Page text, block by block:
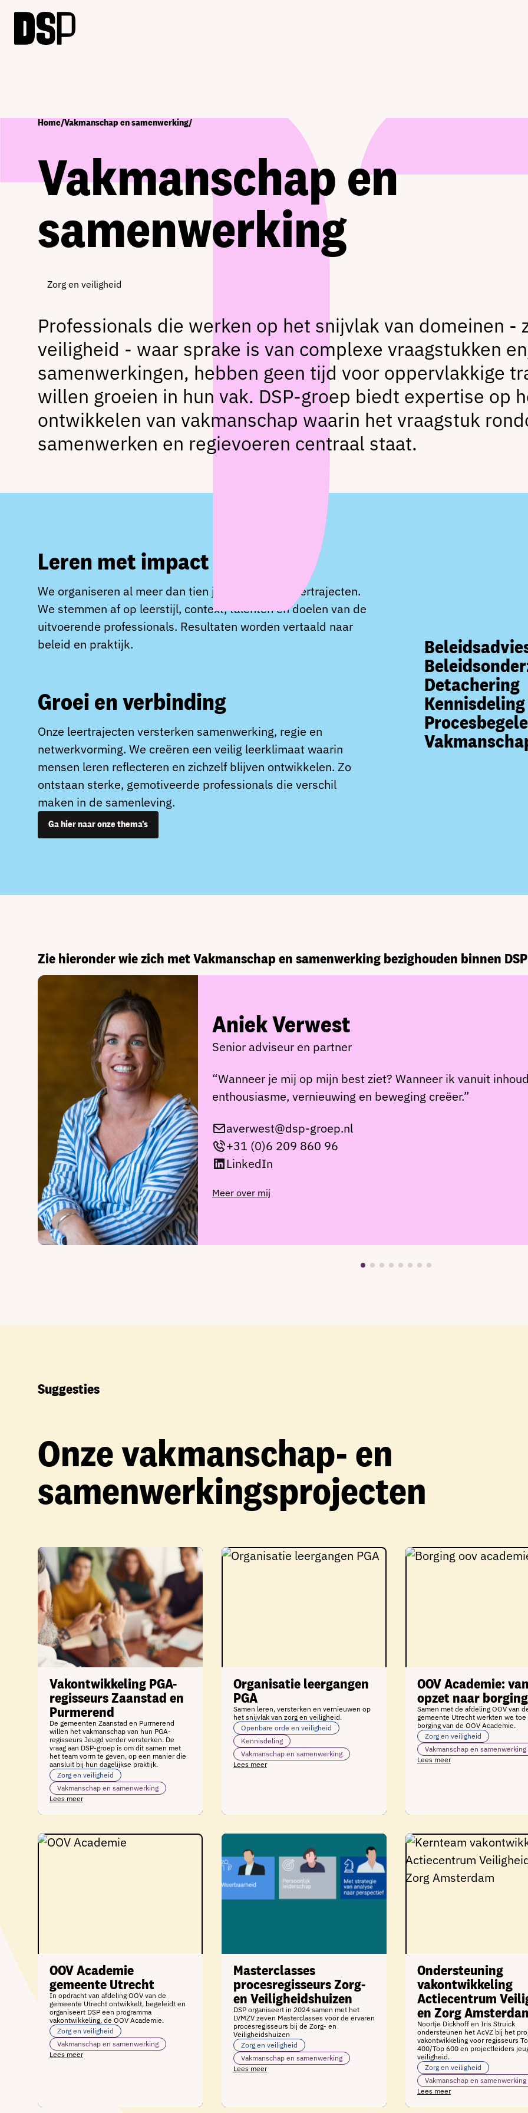
Home/Vakmanschap en samenwerking/
Vakmanschap en
samenwerking
Zorg en veiligheid
Professionals die werken op het snijvlak van domeinen -
veiligheid - waar sprake is van complexe vraagstukken
samenwerkingen, hebben geen tijd voor oppervlakkige
willen groeien in hun vak. DSP-groep biedt expertise op
ontwikkelen van vakmanschap waarin het vraagstuk
samenwerken en regievoeren centraal staat.
Leren met impact
We organiseren al meer dan tien jaar maatwerk leertrajecten.
We stemmen af op leerstijl, context, talenten en doelen van de
uitvoerende professionals. Resultaten worden vertaald naar
beleid en praktijk.
Groei en verbinding
Onze leertrajecten versterken samenwerking, regie en
netwerkvorming. We creëren een veilig leerklimaat waarin
mensen leren reflecteren en zichzelf blijven ontwikkelen. Zo
ontstaan sterke, gemotiveerde professionals die verschil
maken in de samenleving.
Ga hier naar onze thema’s
Detachering
Kennisdeling
Zie hieronder wie zich met Vakmanschap en samenwerking bezighouden binnen DSP
Aniek Verwest
Senior adviseur en partner
“Wanneer je mij op mijn best ziet? Wanneer ik vanuit
enthousiasme, vernieuwing en beweging creëer.”
averwest@dsp-groep.nl
+31 (0)6 209 860 96
LinkedIn
Meer over mij
Suggesties
Onze vakmanschap- en
samenwerkingsprojecten
Vakontwikkeling PGA-
regisseurs Zaanstad en
Purmerend
De gemeenten Zaanstad en Purmerend
willen het vakmanschap van hun PGA-
regisseurs Jeugd verder versterken. De
vraag aan DSP‑groep is om dit samen met
het team vorm te geven, op een manier die
aansluit bij hun dagelijkse praktijk.
Zorg en veiligheid
Vakmanschap en samenwerking
Lees meer
Organisatie leergangen
PGA
Samen leren, versterken en vernieuwen op
het snijvlak van zorg en veiligheid.
Openbare orde en veiligheid
Kennisdeling
Vakmanschap en samenwerking
Lees meer
OOV Academie:
opzet naar borging
Samen met de afdeling OOV van
gemeente Utrecht werkten we toe
borging van de OOV Academie.
Zorg en veiligheid
Vakmanschap en samenwerking
Lees meer
OOV Academie
gemeente Utrecht
In opdracht van afdeling OOV van de
gemeente Utrecht ontwikkelt, begeleidt en
organiseert DSP een programma
vakontwikkeling, de OOV Academie.
Zorg en veiligheid
Vakmanschap en samenwerking
Lees meer
Masterclasses
procesregisseurs Zorg-
en Veiligheidshuizen
DSP organiseert in 2024 samen met het
LVMZV zeven Masterclasses voor de ervaren
procesregisseurs bij de Zorg- en
Veiligheidshuizen
Zorg en veiligheid
Vakmanschap en samenwerking
Lees meer
Ondersteuning
vakontwikkeling
Actiecentrum
en Zorg
Noortje Dickhoff en Iris Struick
ondersteunen het AcVZ bij het
vakontwikkeling voor regisseurs
400/Top 600 en projectleiders
veiligheid.
Zorg en veiligheid
Vakmanschap en samenwerking
Lees meer